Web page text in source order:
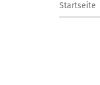
Startseite